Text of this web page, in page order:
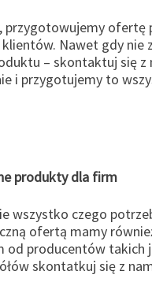
przygotowujemy ofertę
Nawet gdy nie
– skontaktuj się z
i przygotujemy to
produkty dla firm
wszystko czego
ofertą mamy
producentów takich
skontatkuj się z